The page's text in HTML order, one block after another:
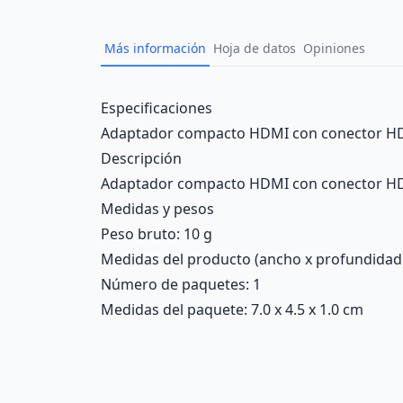
Más información Hoja de datos Opiniones
Description
Especificaciones
Adaptador compacto HDMI con conector
Descripción
Adaptador compacto HDMI con conector
Medidas y pesos
Peso bruto: 10 g
Medidas del producto (ancho x profundidad
Número de paquetes: 1
Medidas del paquete: 7.0 x 4.5 x 1.0 cm